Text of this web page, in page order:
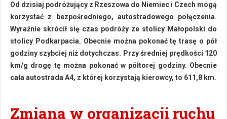
Od dzisiaj podróżujący z Rzeszowa do Niemiec i Czech mogą
korzystać z bezpośredniego, autostradowego połączenia.
Wyraźnie skrócił się czas podróży ze stolicy Małopolski do
stolicy Podkarpacia. Obecnie można pokonać tę trasę o pół
godziny szybciej niż dotychczas. Przy średniej prędkości 120
km/g drogę tę można pokonać w półtorej godziny. Obecnie
cała autostrada A4, z której korzystają kierowcy, to 611,8 km.
Zmiana w organizacji ruchu